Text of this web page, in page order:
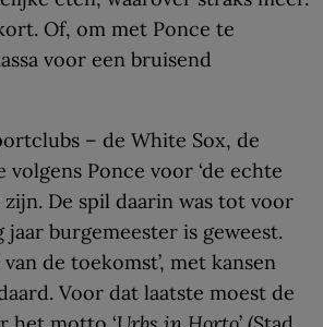
Of, om met Ponce te
voor een bruisend
– de White Sox, de
volgens Ponce voor ‘de echte
De spil daarin was tot voor
burgemeester is geweest.
de toekomst’, met kansen
Voor dat laatste moest de